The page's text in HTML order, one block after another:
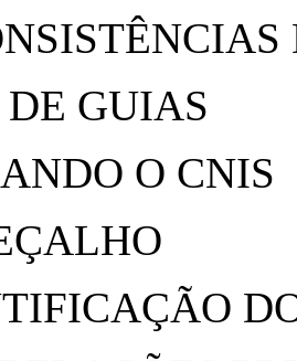
GUIAS
O CNIS